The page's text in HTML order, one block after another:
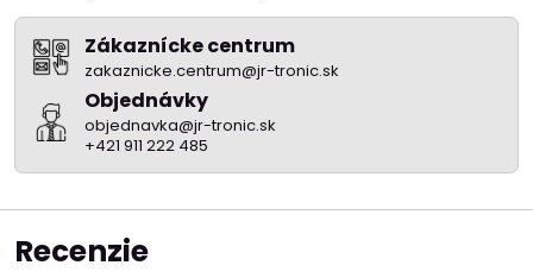
Zákaznícke centrum
zakaznicke.centrum@jr-tronic.sk
Objednávky
objednavka@jr-tronic.sk
+421 911 222 485
Recenzie